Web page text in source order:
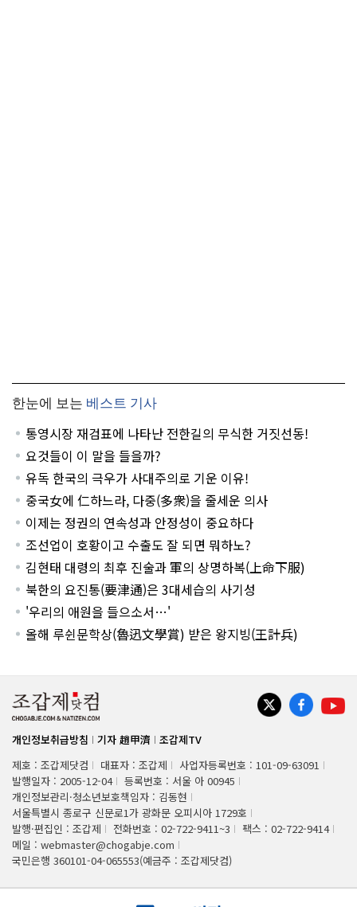
한눈에 보는 베스트 기사
통영시장 재검표에 나타난 전한길의 무식한 거짓선동!
요것들이 이 말을 들을까?
유독 한국의 극우가 사대주의로 기운 이유!
중국女에 仁하느라, 다중(多衆)을 줄세운 의사
이제는 정권의 연속성과 안정성이 중요하다
조선업이 호황이고 수출도 잘 되면 뭐하노?
김현태 대령의 최후 진술과 軍의 상명하복(上命下服)
북한의 요진통(要津通)은 3대세습의 사기성
'우리의 애원을 들으소서…'
올해 루쉰문학상(魯迅文學賞) 받은 왕지빙(王計兵)
개인정보취급방침 기자 趙甲濟
조갑제TV
제호 : 조갑제닷컴
대표자 : 조갑제
사업자등록번호 : 101-09-63091
발행일자 : 2005-12-04
등록번호 : 서울 아 00945
개인정보관리·청소년보호책임자 : 김동현
서울특별시 종로구 신문로1가 광화문 오피시아 1729호
발행·편집인 : 조갑제
전화번호 : 02-722-9411~3
팩스 : 02-722-9414
메일 : webmaster@chogabje.com
국민은행 360101-04-065553(예금주 : 조갑제닷컴)